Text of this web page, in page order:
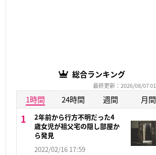
総合ランキング
最終更新：2026/08/07
1時間 24時間 週間 月間
2年前から行方不明だった4
歳女児が祖父宅の隠し部屋か
ら発見
2022/02/16 17:59